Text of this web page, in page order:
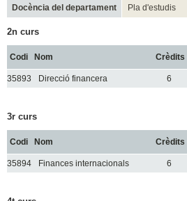
Docència del departament Pla d'estudis
2n curs
Codi Nom Crèdits
35893 Direcció financera 6
3r curs
Codi Nom Crèdits
35894 Finances internacionals 6